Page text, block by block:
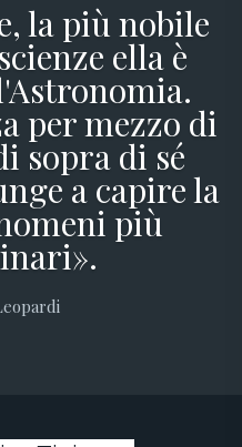
la più nobile
ella è
per mezzo di
sopra di sé
a capire la
più